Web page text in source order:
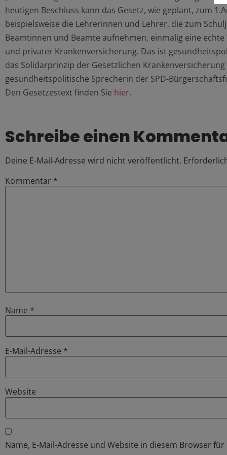
heutigen Beschluss kann das Gesetz, wie geplant, zum
beispielsweise die Lehrerinnen und Lehrer, die zum
Beamtinnen und Beamte aufnehmen, einmalig eine
und privater Krankenversicherung. Das ist
das Solidarprinzip der Gesetzlichen Krankenversicherung
gesundheitspolitische Sprecherin der SPD-
Den Gesetzestext finden Sie hier.
Schreibe einen
Deine E-Mail-Adresse wird nicht veröffentlicht.
Kommentar *
Name *
E-Mail-Adresse *
Website
Name, E-Mail-Adresse und Website in diesem Browser